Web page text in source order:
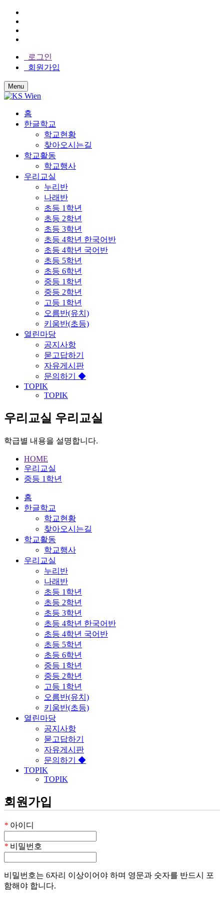
로그인
회원가입
Menu
홈
한글학교
학교현황
찾아오시는길
학교활동
학교행사
우리교실
누리반
나래반
초등 1학년
초등 2학년
초등 3학년
초등 4학년 한국어반
초등 4학년 국어반
초등 5학년
초등 6학년
중등 1학년
중등 2학년
고등 1학년
오름반(유치)
키움반(초등)
열린마당
공지사항
묻고답하기
자유게시판
문의하기 ◆
TOPIK
TOPIK
우리교실 우리교실
학급별 내용을 설명합니다.
HOME
우리교실
중등 1학년
홈
한글학교
학교현황
찾아오시는길
학교활동
학교행사
우리교실
누리반
나래반
초등 1학년
초등 2학년
초등 3학년
초등 4학년 한국어반
초등 4학년 국어반
초등 5학년
초등 6학년
중등 1학년
중등 2학년
고등 1학년
오름반(유치)
키움반(초등)
열린마당
공지사항
묻고답하기
자유게시판
문의하기 ◆
TOPIK
TOPIK
회원가입
* 아이디
* 비밀번호
비밀번호는 6자리 이상이어야 하며 영문과 숫자를 반드시 포
함해야 합니다.